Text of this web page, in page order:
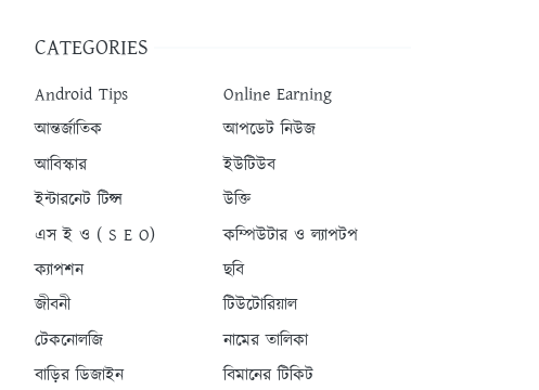
CATEGORIES
Android Tips
Online Earning
আন্তর্জাতিক
আপডেট নিউজ
আবিস্কার
ইউটিউব
ইন্টারনেট টিপ্স
উক্তি
এস ই ও ( S E O)
কম্পিউটার ও ল্যাপটপ
ক্যাপশন
ছবি
জীবনী
টিউটোরিয়াল
টেকনোলজি
নামের তালিকা
বাড়ির ডিজাইন
বিমানের টিকিট